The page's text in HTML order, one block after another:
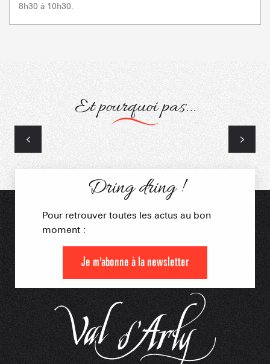
8h30 à 10h30.
Et pourquoi pas...
Dring dring !
Pour retrouver toutes les actus au bon
moment :
Je m'abonne à la newsletter